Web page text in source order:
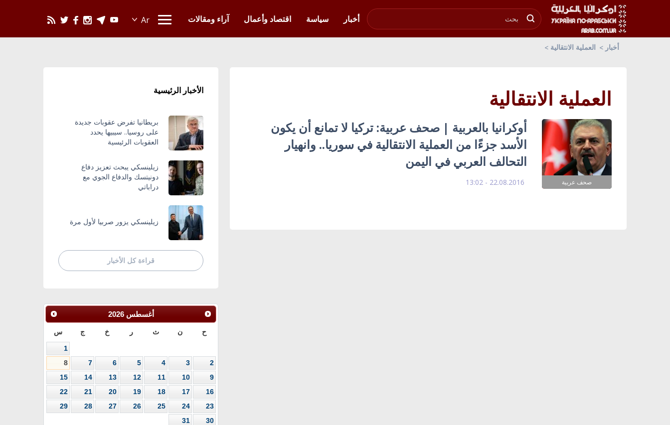
أخبار
سياسة اقتصاد وأعمال آراء ومقالات
أخبار العملية الانتقالية
العملية الانتقالية
صحف عربية
أوكرانيا بالعربية | صحف عربية: تركيا لا تمانع أن يكون
الأسد جزءًا من العملية الانتقالية في سوريا.. وانهيار
التحالف العربي في اليمن
22.08.2016 - 13:02
الأخبار الرئيسية
بريطانيا تفرض عقوبات جديدة
على روسيا.. سيبيها يحدد
العقوبات الرئيسية
زيلينسكي يبحث تعزيز دفاع
دونيتسك والدفاع الجوي مع
دراباتي
زيلينسكي يزور صربيا لأول مرة
قراءة كل الأخبار
أغسطس 2026
ح ن ث ر خ ج س
1
2
3
4
5
6
7
8
9
10
11
12
13
14
15
16
17
18
19
20
21
22
23
24
25
26
27
28
29
30
31